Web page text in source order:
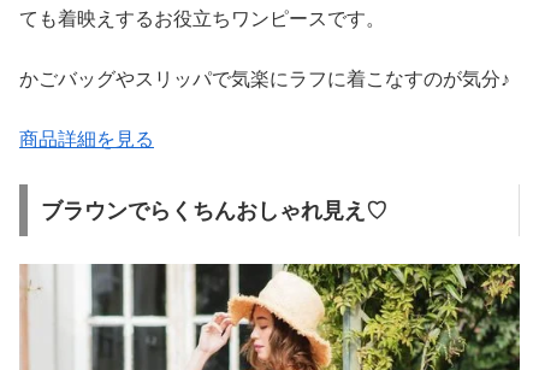
ても着映えするお役立ちワンピースです。
かごバッグやスリッパで気楽にラフに着こなすのが気分♪
商品詳細を見る
ブラウンでらくちんおしゃれ見え♡